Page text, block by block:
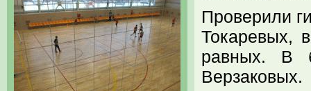
Проверили
Токаревых,
равных. В
Верзаковых.